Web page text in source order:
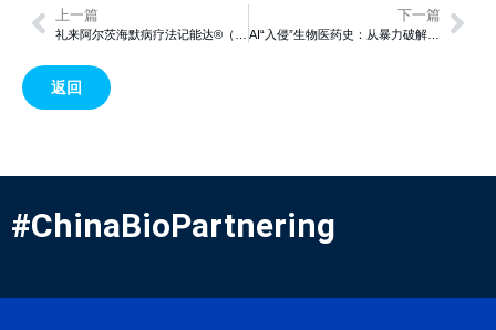
上一篇 下一篇
AI“入侵”生物医药史：从暴力破解到Transformer模型三部曲
返回
#ChinaBioPartnering